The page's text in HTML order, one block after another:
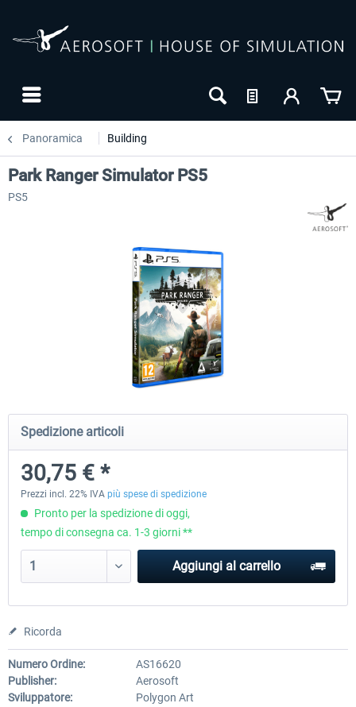
Panoramica Building
City Bus Manager - E-Bus & Green
Energy
10,24 € *
City Bus Manager
Park Ranger Simulator PS5
PS5
Spedizione articoli
30,75 € *
Prezzi incl. 22% IVA più spese di spedizione
Pronto per la spedizione di oggi,
tempo di consegna ca. 1-3 giorni **
Aggiungi al carrello
Ricorda
Numero Ordine:
AS16620
Publisher:
Aerosoft
Sviluppatore:
Polygon Art